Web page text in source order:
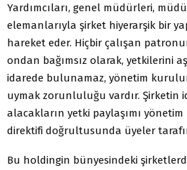
Yardımcıları, genel müdürleri,
elemanlarıyla şirket hiyerarşik bir
hareket eder. Hiçbir çalışan
ondan bağımsız olarak, yetkilerini
idarede bulunamaz, yönetim
uymak zorunluluğu vardır. Şirketin
alacakların yetki paylaşımı
direktifi doğrultusunda üyeler
Bu holdingin bünyesindeki